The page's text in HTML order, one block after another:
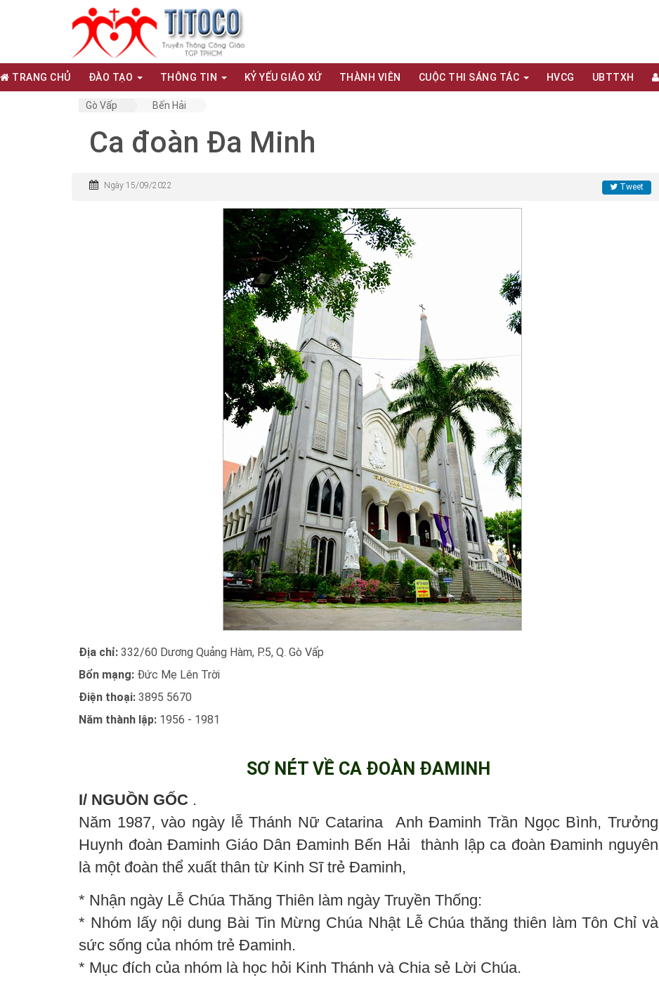
TRANG CHỦ ĐÀO TẠO THÔNG TIN KỶ YẾU GIÁO XỨ THÀNH VIÊN CUỘC THI SÁNG TÁC HVCG UBTTXH
Gò Vấp Bến Hải
Ca đoàn Đa Minh
Ngày 15/09/2022 Tweet
Địa chỉ: 332/60 Dương Quảng Hàm, P.5, Q. Gò Vấp
Bổn mạng: Đức Mẹ Lên Trời
Điện thoại: 3895 5670
Năm thành lập: 1956 - 1981
SƠ NÉT VỀ CA ĐOÀN ĐAMINH
I/ NGUỒN GỐC .
Năm 1987, vào ngày lễ Thánh Nữ Catarina Anh Đaminh Trần Ngọc Bình, Trưởng
Huynh đoàn Đaminh Giáo Dân Đaminh Bến Hải thành lập ca đoàn Đaminh nguyên
là một đoàn thể xuất thân từ Kinh Sĩ trẻ Đaminh,
* Nhận ngày Lễ Chúa Thăng Thiên làm ngày Truyền Thống:
* Nhóm lấy nội dung Bài Tin Mừng Chúa Nhật Lễ Chúa thăng thiên làm Tôn Chỉ và
sức sống của nhóm trẻ Đaminh.
* Mục đích của nhóm là học hỏi Kinh Thánh và Chia sẻ Lời Chúa.